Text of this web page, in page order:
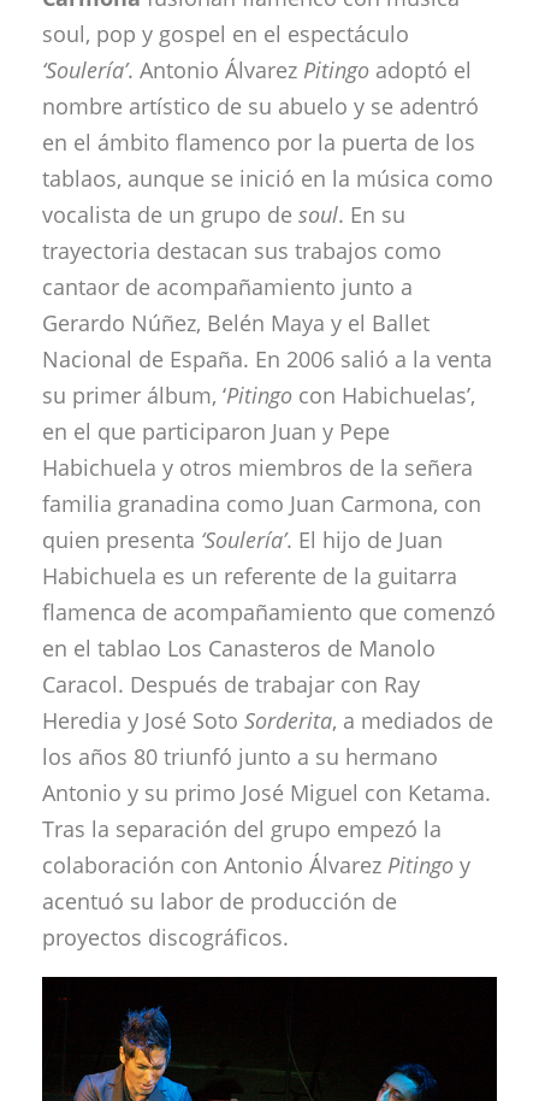
soul, pop y gospel en el espectáculo
‘Soulería’. Antonio Álvarez Pitingo adoptó el
nombre artístico de su abuelo y se adentró
en el ámbito flamenco por la puerta de los
tablaos, aunque se inició en la música como
vocalista de un grupo de soul. En su
trayectoria destacan sus trabajos como
cantaor de acompañamiento junto a
Gerardo Núñez, Belén Maya y el Ballet
Nacional de España. En 2006 salió a la venta
su primer álbum, ‘Pitingo con Habichuelas’,
en el que participaron Juan y Pepe
Habichuela y otros miembros de la señera
familia granadina como Juan Carmona, con
quien presenta ‘Soulería’. El hijo de Juan
Habichuela es un referente de la guitarra
flamenca de acompañamiento que comenzó
en el tablao Los Canasteros de Manolo
Caracol. Después de trabajar con Ray
Heredia y José Soto Sorderita, a mediados de
los años 80 triunfó junto a su hermano
Antonio y su primo José Miguel con Ketama.
Tras la separación del grupo empezó la
colaboración con Antonio Álvarez Pitingo y
acentuó su labor de producción de
proyectos discográficos.